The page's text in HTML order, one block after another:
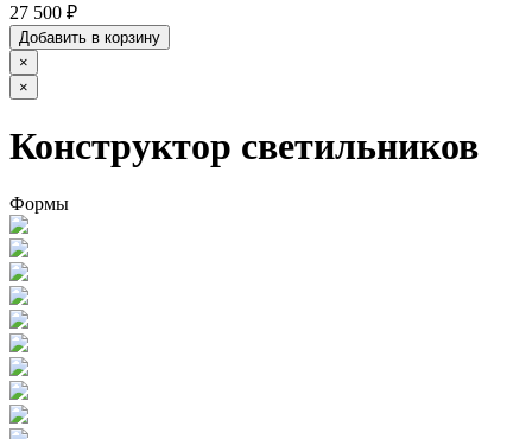
27 500 ₽
Добавить в корзину
×
×
Конструктор светильников
Формы